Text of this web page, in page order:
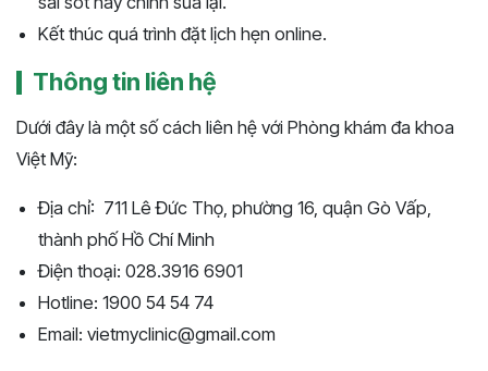
Kết thúc quá trình đặt lịch hẹn online.
Thông tin liên hệ
Dưới đây là một số cách liên hệ với Phòng khám đa khoa
Việt Mỹ:
Địa chỉ: 711 Lê Đức Thọ, phường 16, quận Gò Vấp,
thành phố Hồ Chí Minh
Điện thoại: 028.3916 6901
Hotline: 1900 54 54 74
Email: vietmyclinic@gmail.com